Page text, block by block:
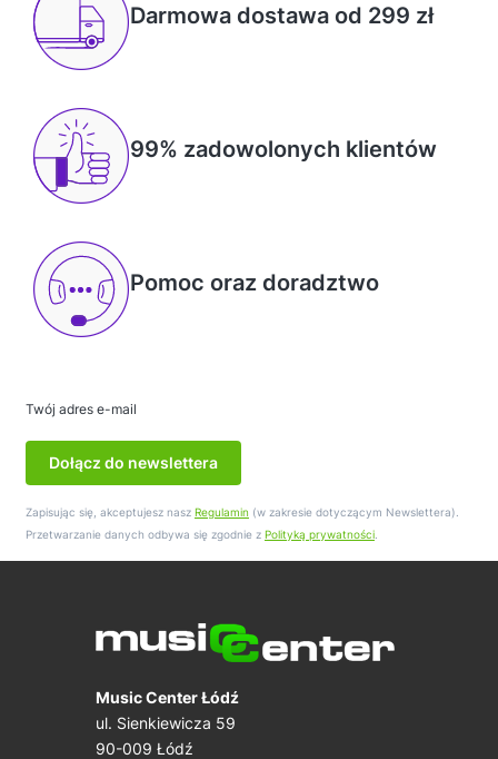
Darmowa dostawa od 299 zł
99% zadowolonych klientów
Pomoc oraz doradztwo
Twój adres e-mail
Dołącz do newslettera
Zapisując się, akceptujesz nasz Regulamin (w zakresie dotyczącym Newslettera).
Przetwarzanie danych odbywa się zgodnie z Polityką prywatności
Music Center Łódź
ul. Sienkiewicza 59
90-009 Łódź